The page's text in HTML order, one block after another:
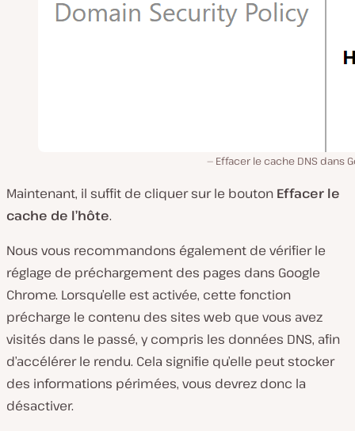
Effacer le cache DNS dans
Maintenant, il suffit de cliquer sur le bouton Effacer le
cache de l’hôte.
Nous vous recommandons également de vérifier le
réglage de préchargement des pages dans Google
Chrome. Lorsqu’elle est activée, cette fonction
précharge le contenu des sites web que vous avez
visités dans le passé, y compris les données DNS, afin
d’accélérer le rendu. Cela signifie qu’elle peut stocker
des informations périmées, vous devrez donc la
désactiver.